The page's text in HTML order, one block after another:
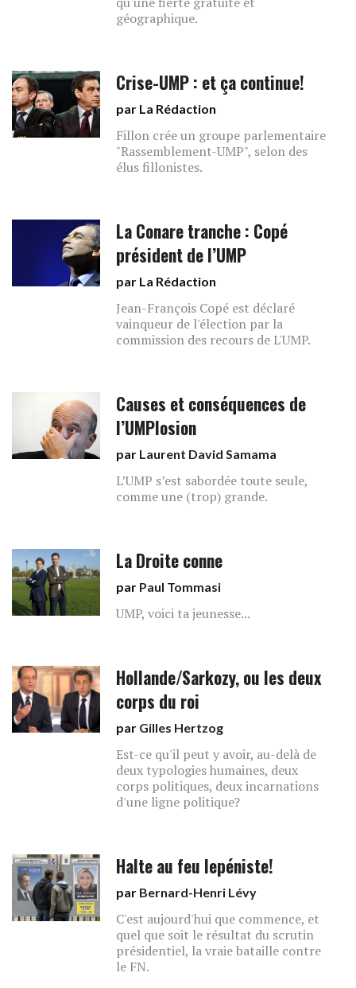
géographique.
Crise-UMP : et ça continue!
par La Rédaction
Fillon crée un groupe parlementaire
"Rassemblement-UMP", selon des
élus fillonistes.
La Conare tranche : Copé
président de l’UMP
par La Rédaction
Jean-François Copé est déclaré
vainqueur de l'élection par la
commission des recours de L'UMP.
Causes et conséquences de
l’UMPlosion
par Laurent David Samama
L’UMP s’est sabordée toute seule,
comme une (trop) grande.
La Droite conne
par Paul Tommasi
UMP, voici ta jeunesse...
Hollande/Sarkozy, ou les deux
corps du roi
par Gilles Hertzog
Est-ce qu'il peut y avoir, au-delà de
deux typologies humaines, deux
corps politiques, deux incarnations
d'une ligne politique?
Halte au feu lepéniste!
par Bernard-Henri Lévy
C'est aujourd'hui que commence, et
quel que soit le résultat du scrutin
présidentiel, la vraie bataille contre
le FN.